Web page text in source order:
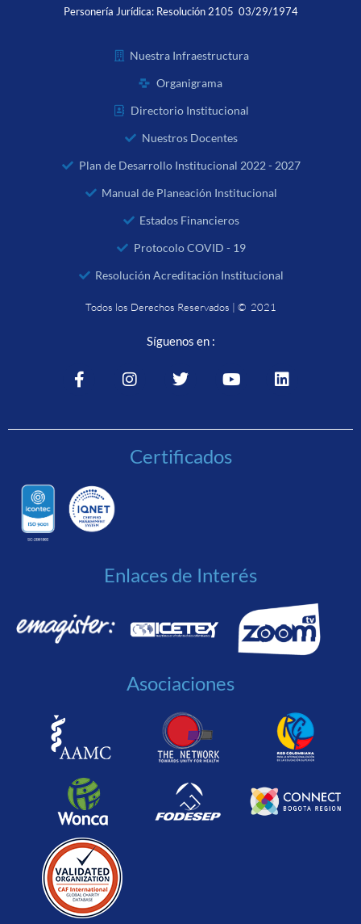
Personería Jurídica: Resolución 2105 03/29/1974
Nuestra Infraestructura
Organigrama
Directorio Institucional
Nuestros Docentes
Plan de Desarrollo Institucional 2022 - 2027
Manual de Planeación Institucional
Estados Financieros
Protocolo COVID - 19
Resolución Acreditación Institucional
Todos los Derechos Reservados | © 2021
Síguenos en :
Certificados
Enlaces de Interés
Asociaciones